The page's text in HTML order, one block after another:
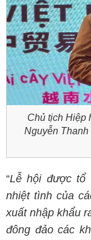
Chủ tịch Hiệp
Nguyễn Thanh
“Lễ hội được tổ
nhiệt tình của
xuất nhập khẩu
đông đảo các